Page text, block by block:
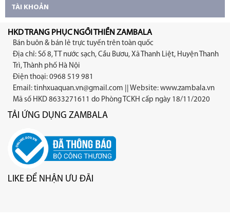
TÀI KHOẢN
HKD TRANG PHỤC NGỒI THIỀN ZAMBALA
Bán buôn & bán lẻ trực tuyến trên toàn quốc
Địa chỉ: Số 8, TT nước sạch, Cầu Bươu, Xã Thanh Liệt, Huyện Thanh
Trì, Thành phố Hà Nội
Điện thoại: 0968 519 981
Email: tinhxuaquan.vn@gmail.com || Website: www.zambala.vn
Mã số HKD 8633271611 do Phòng TCKH cấp ngày 18/11/2020
TẢI ỨNG DỤNG ZAMBALA
LIKE ĐỂ NHẬN ƯU ĐÃI